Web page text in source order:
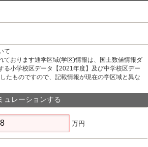
て
ております通学区域(学区)情報は、国土数値情報ダ
る小学校区データ【2021年度】及び中学校区デー
たものですので、記載情報が現在の学区域と異な
ュレーションする
万円